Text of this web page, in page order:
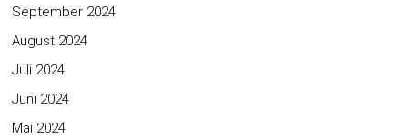
September 2024
August 2024
Juli 2024
Juni 2024
Mai 2024